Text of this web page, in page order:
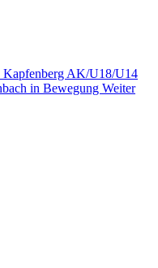
Kapfenberg AK/U18/U14
in Bewegung Weiter